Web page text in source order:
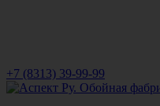
+7 (8313) 39-99-99